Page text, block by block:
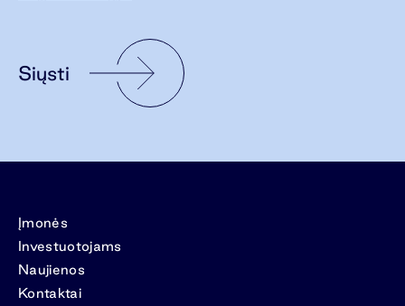
Siųsti
Įmonės
Investuotojams
Naujienos
Kontaktai